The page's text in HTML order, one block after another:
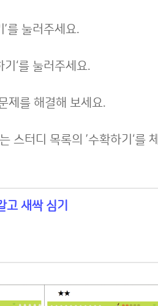
를 눌러주세요.
‘를 눌러주세요.
를 해결해 보세요.
스터디 목록의 ’수확하기‘를
새싹 심기